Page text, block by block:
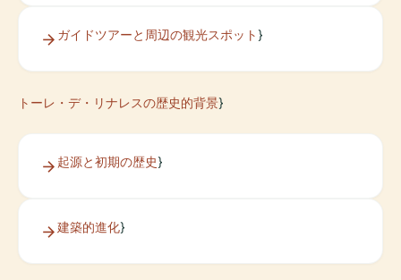
ガイドツアーと周辺の観光スポット}
トーレ・デ・リナレスの歴史的背景}
起源と初期の歴史}
建築的進化}